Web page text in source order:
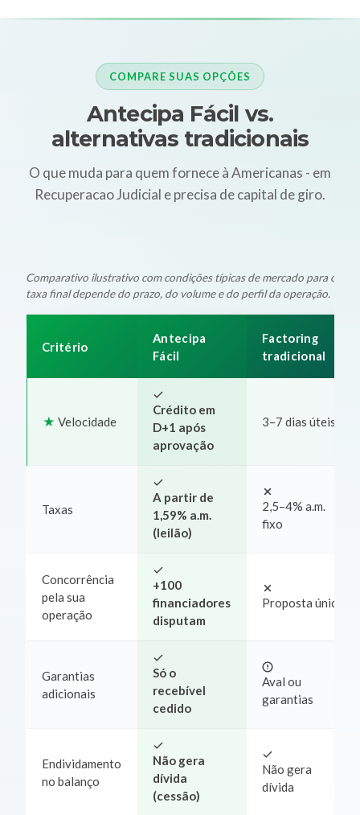
COMPARE SUAS OPÇÕES
Antecipa Fácil vs.
alternativas tradicionais
O que muda para quem fornece à Americanas - em
Recuperacao Judicial e precisa de capital de giro.
Comparativo ilustrativo com condições típicas de mercado para
taxa final depende do prazo, do volume e do perfil da operação.
Critério
Antecipa
Fácil
Factoring
tradicional
Velocidade
Crédito em
D+1 após
aprovação
3–7 dias úteis
Taxas
A partir de
1,59% a.m.
(leilão)
2,5–4% a.m.
fixo
Concorrência
pela sua
operação
+100
financiadores
disputam
Proposta única
Garantias
adicionais
Só o
recebível
cedido
Aval ou
garantias
Endividamento
no balanço
Não gera
dívida
(cessão)
Não gera
dívida